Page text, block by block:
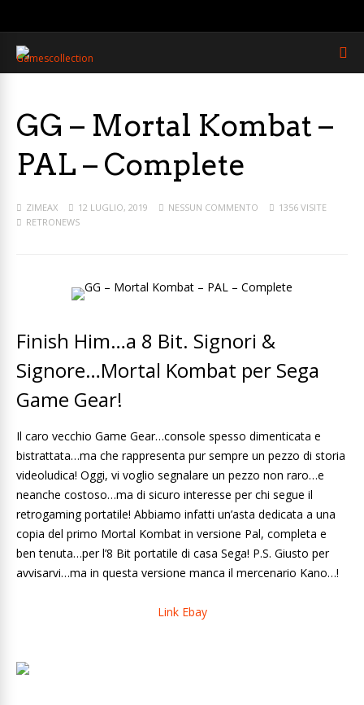
GG – Mortal Kombat –
PAL – Complete
ZIMEAX 12 LUGLIO, 2019 NESSUN COMMENTO
1356 VISITE
RETRONEWS
Finish Him…a 8 Bit. Signori &
Signore…Mortal Kombat per Sega
Game Gear!
Il caro vecchio Game Gear…console spesso dimenticata e
bistrattata…ma che rappresenta pur sempre un pezzo di storia
videoludica! Oggi, vi voglio segnalare un pezzo non raro…e
neanche costoso…ma di sicuro interesse per chi segue il
retrogaming portatile! Abbiamo infatti un’asta dedicata a una
copia del primo Mortal Kombat in versione Pal, completa e
ben tenuta…per l’8 Bit portatile di casa Sega! P.S. Giusto per
avvisarvi…ma in questa versione manca il mercenario Kano…!
Link Ebay